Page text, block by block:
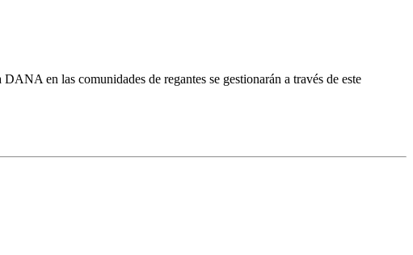
en las comunidades de regantes se gestionarán a través de este